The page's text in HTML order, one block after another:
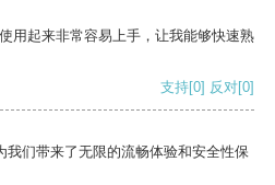
用起来非常容易上手，让我能够快速熟
支持[0] 反对[0]
们带来了无限的流畅体验和安全性保